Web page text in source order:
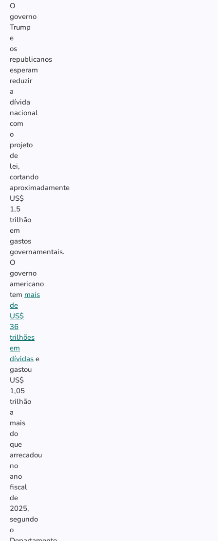
O
governo
Trump
e
os
republicanos
esperam
reduzir
a
dívida
nacional
com
o
projeto
de
lei,
cortando
aproximadamente
US$
1,5
trilhão
em
gastos
governamentais.
O
governo
americano
tem mais
de
US$
36
trilhões
em
dívidas e
gastou
US$
1,05
trilhão
a
mais
do
que
arrecadou
no
ano
fiscal
de
2025,
segundo
o